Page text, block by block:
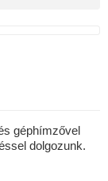
géphímzővel
dolgozunk.